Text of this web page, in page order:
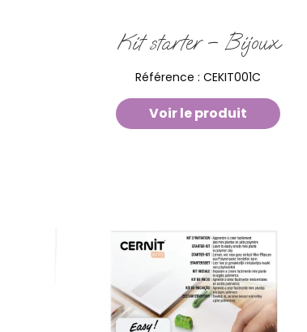
Kit starter – Bijoux
Référence : CEKIT001C
Voir le produit